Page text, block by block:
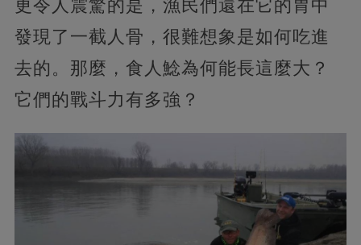
更令人震驚的是，漁民們還在它的胃中
發現了一截人骨，很難想象是如何吃進
去的。那麼，食人鯰為何能長這麼大？
它們的戰斗力有多強？